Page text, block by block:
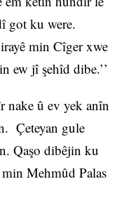
got ku were.
min Cîger xwe
ew jî şehîd dibe.’’
nake û ev yek anîn
Çeteyan gule
Qaşo dibêjin ku
Mehmûd Palas